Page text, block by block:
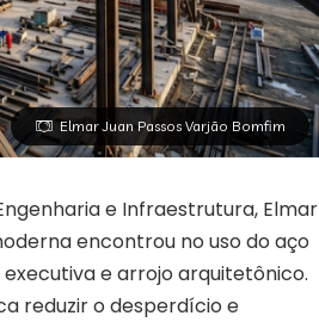
Elmar Juan Passos Varjão Bomfim
e Infraestrutura, Elmar
encontrou no uso do aço
e arrojo arquitetônico.
reduzir o desperdício e